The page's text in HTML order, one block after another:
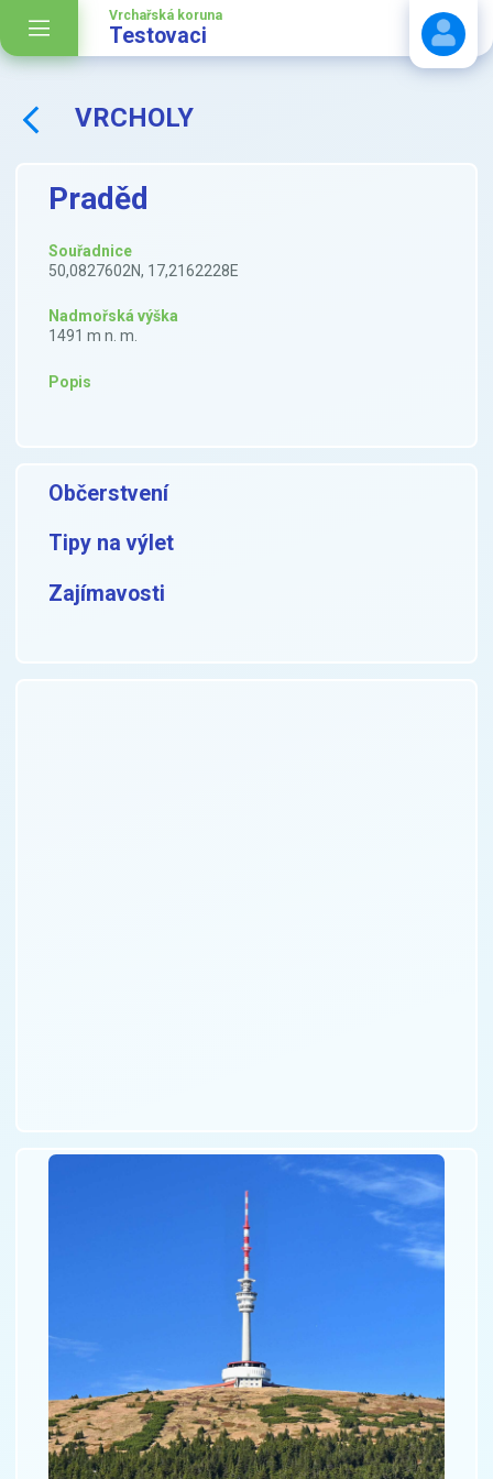
Vrchařská koruna
Testovaci
VRCHOLY
Praděd
Souřadnice
50,0827602N, 17,2162228E
Nadmořská výška
1491 m n. m.
Popis
Občerstvení
Tipy na výlet
Zajímavosti